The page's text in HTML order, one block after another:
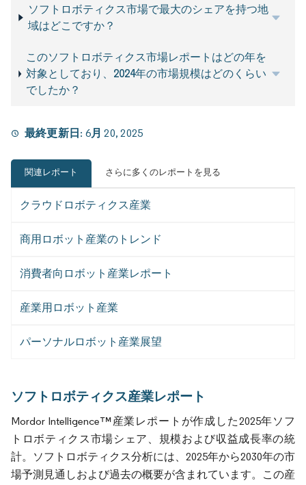
ソフトロボティクス市場で最大のシェアを持つ地
域はどこですか？
このソフトロボティクス市場レポートはどの年を
対象としており、2024年の市場規模はどのくらい
でしたか？
最終更新日: 6月 20, 2025
関連レポート さらに多くのレポートを見る
クラウドロボティクス産業
商用ロボット産業のトレンド
消費者向ロボット産業レポート
産業用ロボット産業
パーソナルロボット産業展望
ソフトロボティクス産業レポート
Mordor Intelligence™産業レポートが作成した2025年ソフ
トロボティクス市場シェア、規模および収益成長率の統
計。ソフトロボティクス分析には、2025年から2030年の市
場予測見通しおよび過去の概要が含まれています。この産